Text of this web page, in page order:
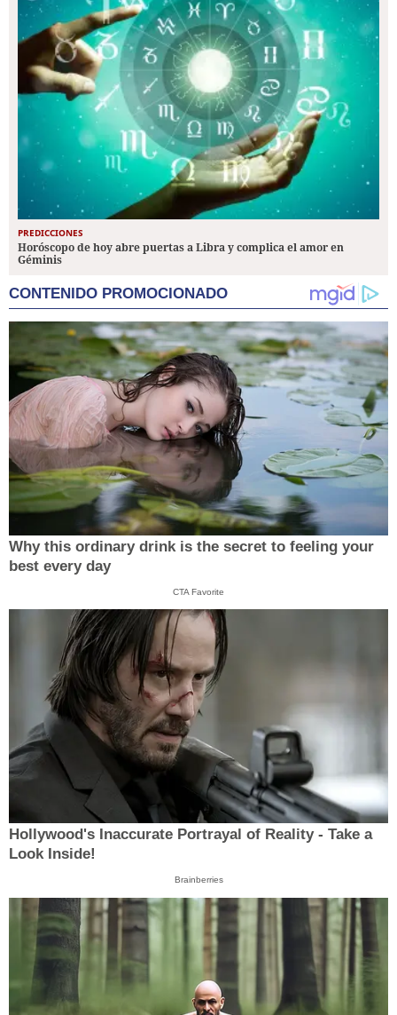
PREDICCIONES
Horóscopo de hoy abre puertas a Libra y complica el amor en
Géminis
CONTENIDO PROMOCIONADO
Why this ordinary drink is the secret to feeling your
best every day
CTA Favorite
Hollywood's Inaccurate Portrayal of Reality - Take a
Look Inside!
Brainberries